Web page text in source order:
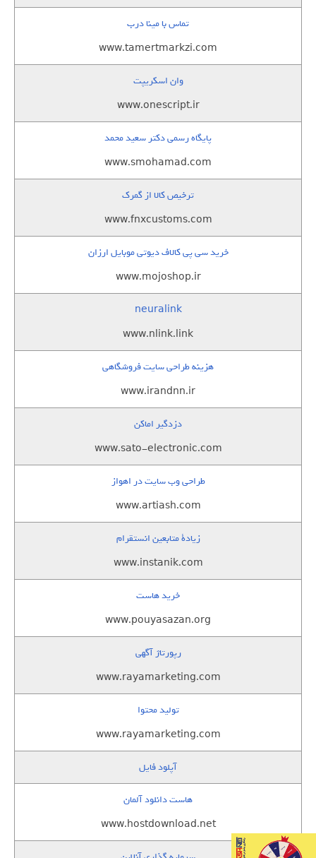
تماس با مینا درب
www.tamertmarkzi.com
وان اسکریپت
www.onescript.ir
پایگاه رسمی دکتر سعید محمد
www.smohamad.com
ترخیص کالا از گمرک
www.fnxcustoms.com
خرید سی پی کالاف دیوتی موبایل ارزان
www.mojoshop.ir
neuralink
www.nlink.link
هزینه طراحی سایت فروشگاهی
www.irandnn.ir
دزدگیر اماکن
www.sato-electronic.com
طراحی وب سایت در اهواز
www.artiash.com
زيادة متابعين انستقرام
www.instanik.com
خرید هاست
www.pouyasazan.org
رپورتاژ آگهی
www.rayamarketing.com
تولید محتوا
www.rayamarketing.com
آپلود فایل
هاست دانلود آلمان
www.hostdownload.net